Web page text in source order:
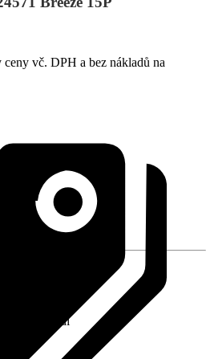
vč. DPH a bez nákladů na
prostředí